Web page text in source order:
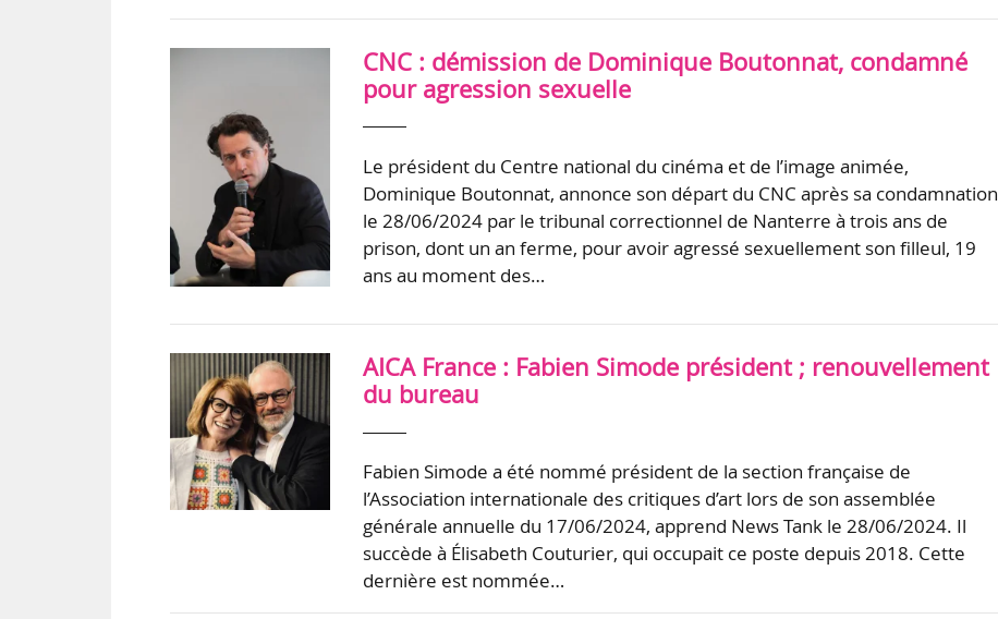
CNC : démission de Dominique Boutonnat, condamné
pour agression sexuelle
Le président du Centre national du cinéma et de l’image animée,
Dominique Boutonnat, annonce son départ du CNC après sa condamnation
le 28/06/2024 par le tribunal correctionnel de Nanterre à trois ans de
prison, dont un an ferme, pour avoir agressé sexuellement son filleul, 19
ans au moment des…
AICA France : Fabien Simode président ; renouvellement
du bureau
Fabien Simode a été nommé président de la section française de
l’Association internationale des critiques d’art lors de son assemblée
générale annuelle du 17/06/2024, apprend News Tank le 28/06/2024. Il
succède à Élisabeth Couturier, qui occupait ce poste depuis 2018. Cette
dernière est nommée…